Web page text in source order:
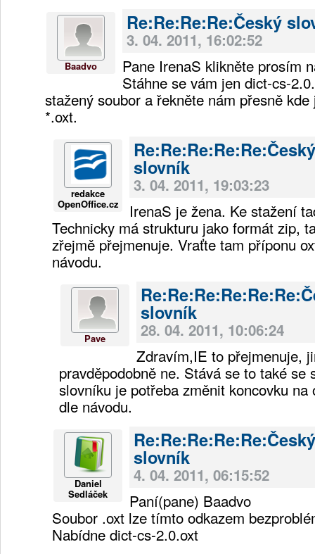
Baadvo
Re:Re:Re:Re:Český
3. 04. 2011, 16:02:52
Pane IrenaS klikněte prosím
Stáhne se vám jen dict-cs-
stažený soubor a řekněte nám přesně
*.oxt.
redakce
OpenOffice.cz
Re:Re:Re:Re:Re:Český
slovník
3. 04. 2011, 19:03:23
IrenaS je žena. Ke stažení
Technicky má strukturu jako formát zip,
zřejmě přejmenuje. Vraťte tam příponu
návodu.
Pave
slovník
28. 04. 2011, 10:06:24
Zdravím,IE to přejmenuje,
pravděpodobně ne. Stává se to také se
slovníku je potřeba změnit koncovku na
dle návodu.
Daniel
Sedláček
Re:Re:Re:Re:Re:Český
slovník
4. 04. 2011, 06:15:52
Paní(pane) Baadvo
Soubor .oxt lze tímto odkazem
Nabídne dict-cs-2.0.oxt